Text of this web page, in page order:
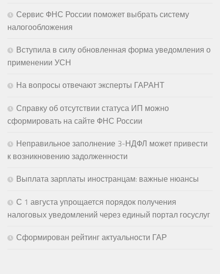
Сервис ФНС России поможет выбрать систему
налогообложения
Вступила в силу обновленная форма уведомления о
применении УСН
На вопросы отвечают эксперты ГАРАНТ
Справку об отсутствии статуса ИП можно
сформировать на сайте ФНС России
Неправильное заполнение 3-НДФЛ может привести
к возникновению задолженности
Выплата зарплаты иностранцам: важные нюансы
С 1 августа упрощается порядок получения
налоговых уведомлений через единый портал госуслуг
Сформирован рейтинг актуальности ГАР